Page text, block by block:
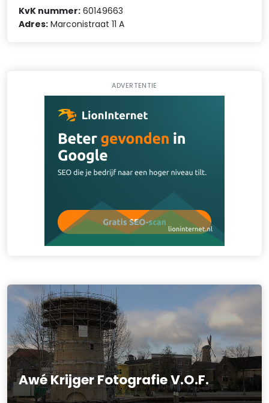
KvK nummer: 60149663
Adres: Marconistraat 11 A
ADVERTENTIE
Awé Krijger Fotografie V.O.F.